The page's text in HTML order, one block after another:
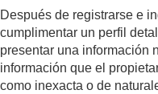
Después de registrarse e
cumplimentar un perfil
presentar una información
información que el
como inexacta o de